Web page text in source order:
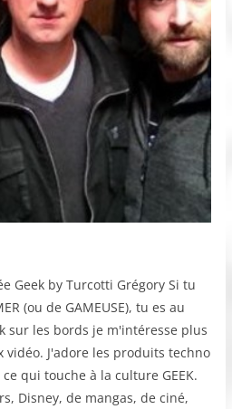
Geek by Turcotti Grégory Si tu
(ou de GAMEUSE), tu es au
sur les bords je m'intéresse plus
J'adore les produits techno
qui touche à la culture GEEK.
Disney, de mangas, de ciné,